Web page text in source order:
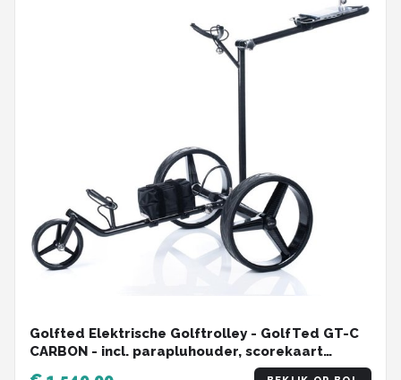
Golfted Elektrische Golftrolley - GolfTed GT-C
CARBON - incl. parapluhouder, scorekaart
houder, flessenhouder, RVS drinkfles zwart en